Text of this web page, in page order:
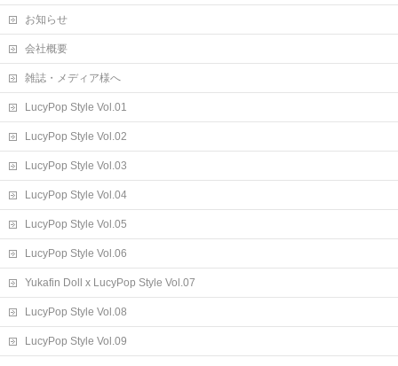
お知らせ
会社概要
雑誌・メディア様へ
LucyPop Style Vol.01
LucyPop Style Vol.02
LucyPop Style Vol.03
LucyPop Style Vol.04
LucyPop Style Vol.05
LucyPop Style Vol.06
Yukafin Doll x LucyPop Style Vol.07
LucyPop Style Vol.08
LucyPop Style Vol.09